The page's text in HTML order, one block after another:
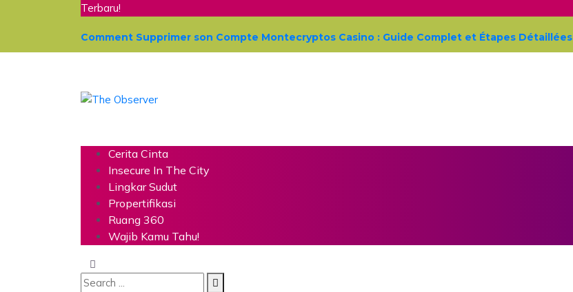
Terbaru!
Comment Supprimer son Compte Montecryptos Casino : Guide Complet et Étapes Détaillées
Cerita Cinta
Insecure In The City
Lingkar Sudut
Propertifikasi
Ruang 360
Wajib Kamu Tahu!